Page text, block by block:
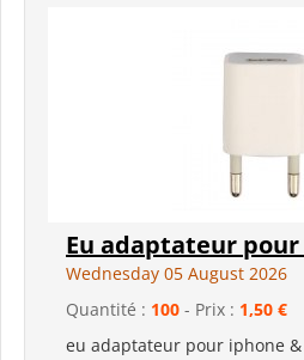
Eu adaptateur
Wednesday 05 August 2026
Quantité : 100 - Prix : 1,50 €
eu adaptateur pour iphone